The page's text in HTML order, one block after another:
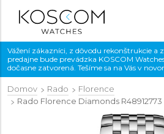
Vážení zákazníci, z dôvodu rekonštrukcie a
predajne bude prevádzka KOSCOM
dočasne zatvorená. Tešíme sa na Vás v
Domov Rado
Florence
Rado Florence Diamonds R48912773